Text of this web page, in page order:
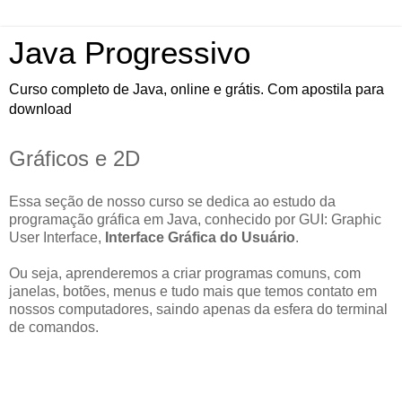
Java Progressivo
Curso completo de Java, online e grátis. Com apostila para
download
Gráficos e 2D
Essa seção de nosso curso se dedica ao estudo da
programação gráfica em Java, conhecido por GUI: Graphic
User Interface, Interface Gráfica do Usuário.
Ou seja, aprenderemos a criar programas comuns, com
janelas, botões, menus e tudo mais que temos contato em
nossos computadores, saindo apenas da esfera do terminal
de comandos.